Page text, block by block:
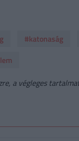
#katonaság
a végleges